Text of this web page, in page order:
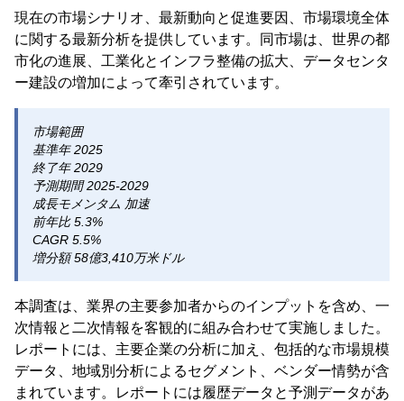
現在の市場シナリオ、最新動向と促進要因、市場環境全体
に関する最新分析を提供しています。同市場は、世界の都
市化の進展、工業化とインフラ整備の拡大、データセンタ
ー建設の増加によって牽引されています。
市場範囲
基準年 2025
終了年 2029
予測期間 2025-2029
成長モメンタム 加速
前年比 5.3%
CAGR 5.5%
増分額 58億3,410万米ドル
本調査は、業界の主要参加者からのインプットを含め、一
次情報と二次情報を客観的に組み合わせて実施しました。
レポートには、主要企業の分析に加え、包括的な市場規模
データ、地域別分析によるセグメント、ベンダー情勢が含
まれています。レポートには履歴データと予測データがあ